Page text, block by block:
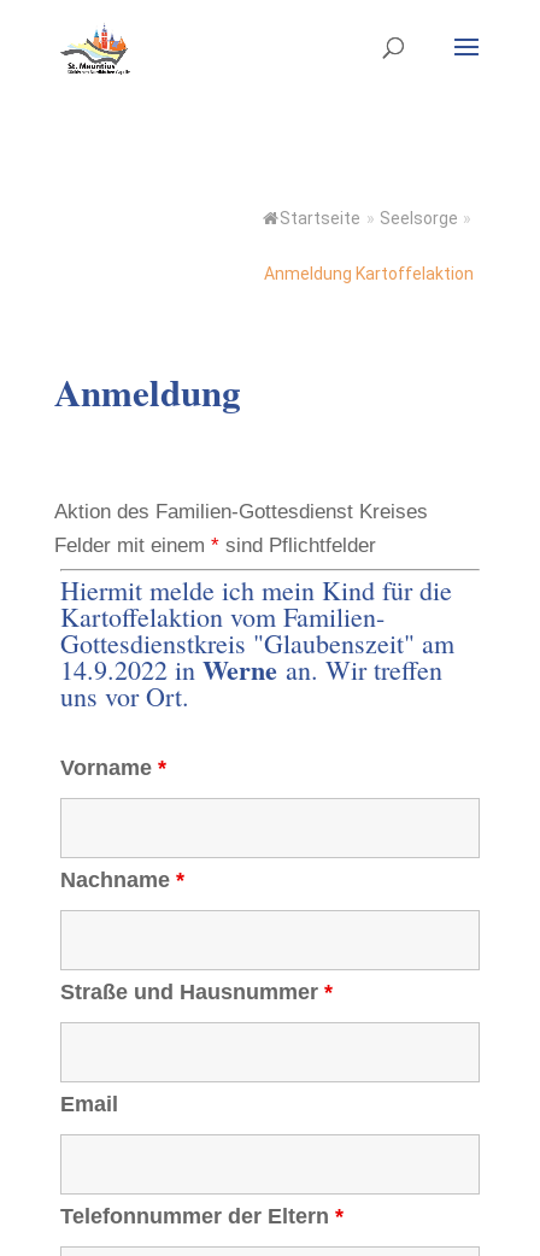
Startseite » Seelsorge »
Anmeldung Kartoffelaktion
Anmeldung
Aktion des Familien-Gottesdienst Kreises
Felder mit einem *sind Pflichtfelder
Hiermit melde ich mein Kind für die
Kartoffelaktion vom Familien-
Gottesdienstkreis "Glaubenszeit" am
14.9.2022 in Werne an. Wir treffen
uns vor Ort.
Vorname *
Nachname *
Straße und Hausnummer *
Email
Telefonnummer der Eltern *